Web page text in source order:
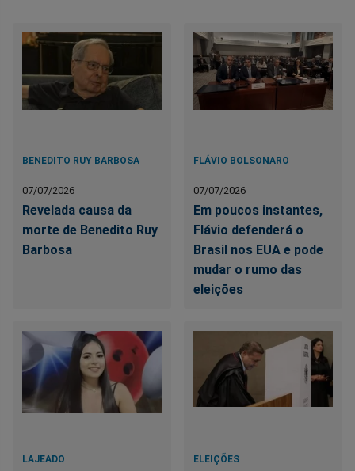
BENEDITO RUY BARBOSA
07/07/2026
Revelada causa da
morte de Benedito Ruy
Barbosa
FLÁVIO BOLSONARO
07/07/2026
Em poucos instantes,
Flávio defenderá o
Brasil nos EUA e pode
mudar o rumo das
eleições
LAJEADO ELEIÇÕES